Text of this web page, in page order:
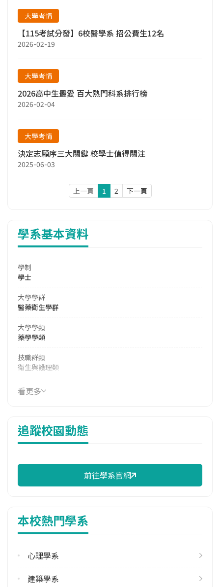
大學考情
【115考試分發】6校醫學系 招公費生12名
2026-02-19
大學考情
2026高中生最愛 百大熱門科系排行榜
2026-02-04
大學考情
決定志願序三大關鍵 校學士值得關注
2025-06-03
上一頁 1 2 下一頁
學系基本資料
學制
學士
大學學群
醫藥衛生學群
大學學類
藥學學類
技職群類
衛生與護理類
114年學費
17,990 元/學期
13,050 元/學期
114年註冊率
113學年度下學期
雙主修人數
113學年度上學期
1
看更多
追蹤校園動態
前往學系官網
本校熱門學系
心理學系
建築學系